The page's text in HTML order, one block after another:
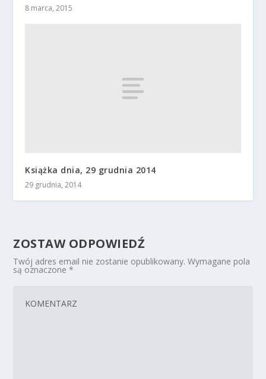
8 marca, 2015
Książka dnia, 29 grudnia 2014
29 grudnia, 2014
ZOSTAW ODPOWIEDŹ
Twój adres email nie zostanie opublikowany. Wymagane pola
są oznaczone*